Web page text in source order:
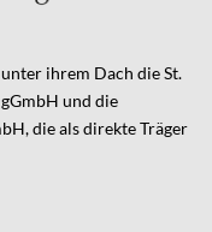
ihrem Dach die St.
und die
die als direkte Träger